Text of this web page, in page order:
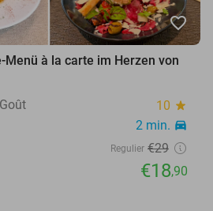
favorite_border
Menü à la carte im Herzen von
10 star
2 min. directions_car
Regulier €29
€18,90